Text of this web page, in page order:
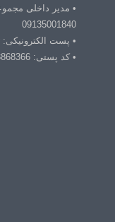
• مدیر داخلی
09135001840
• پست الکترونیکی: info@kmpc.ir
• کد پستی: 7618868366